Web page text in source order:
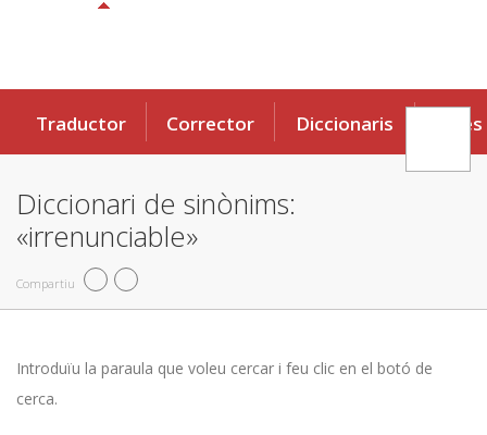
Traductor Corrector Diccionaris Eines
Diccionari de sinònims:
«irrenunciable»
Compartiu
Introduïu la paraula que voleu cercar i feu clic en el botó de
cerca.